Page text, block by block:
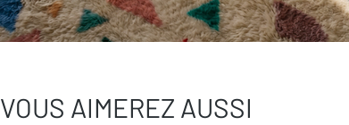
VOUS AIMEREZ AUSSI